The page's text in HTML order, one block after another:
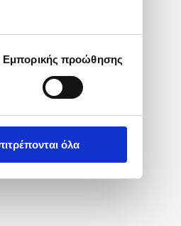
Εμπορικής προώθησης
όλα